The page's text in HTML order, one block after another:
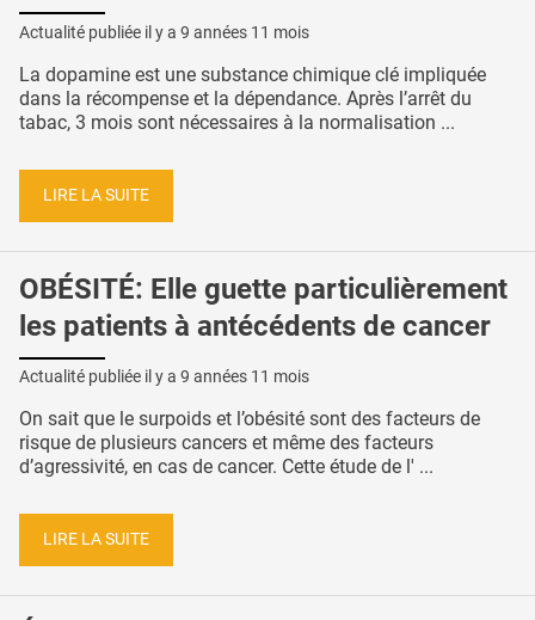
Actualité publiée il y a 9 années 11 mois
La dopamine est une substance chimique clé impliquée
dans la récompense et la dépendance. Après l’arrêt du
tabac, 3 mois sont nécessaires à la normalisation ...
LIRE LA SUITE
OBÉSITÉ: Elle guette particulièrement
les patients à antécédents de cancer
Actualité publiée il y a 9 années 11 mois
On sait que le surpoids et l’obésité sont des facteurs de
risque de plusieurs cancers et même des facteurs
d’agressivité, en cas de cancer. Cette étude de l' ...
LIRE LA SUITE